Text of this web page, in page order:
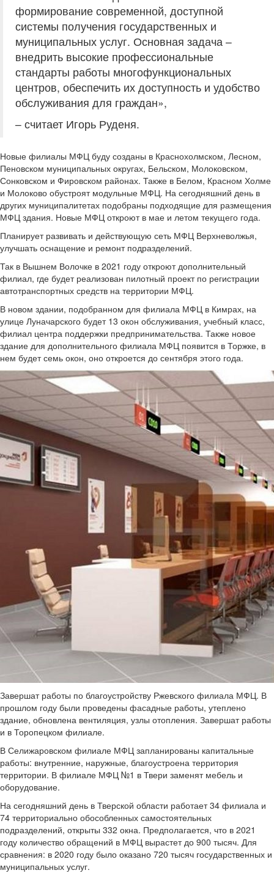
формирование современной, доступной
системы получения государственных и
муниципальных услуг. Основная задача –
внедрить высокие профессиональные
стандарты работы многофункциональных
центров, обеспечить их доступность и удобство
обслуживания для граждан»,
– считает Игорь Руденя.
Новые филиалы МФЦ буду созданы в Краснохолмском, Лесном,
Пеновском муниципальных округах, Бельском, Молоковском,
Сонковском и Фировском районах. Также в Белом, Красном Холме
и Молоково обустроят модульные МФЦ. На сегодняшний день в
других муниципалитетах подобраны подходящие для размещения
МФЦ здания. Новые МФЦ откроют в мае и летом текущего года.
Планирует развивать и действующую сеть МФЦ Верхневолжья,
улучшать оснащение и ремонт подразделений.
Так в Вышнем Волочке в 2021 году откроют дополнительный
филиал, где будет реализован пилотный проект по регистрации
автотранспортных средств на территории МФЦ.
В новом здании, подобранном для филиала МФЦ в Кимрах, на
улице Луначарского будет 13 окон обслуживания, учебный класс,
филиал центра поддержки предпринимательства. Также новое
здание для дополнительного филиала МФЦ появится в Торжке, в
нем будет семь окон, оно откроется до сентября этого года.
Завершат работы по благоустройству Ржевского филиала МФЦ. В
прошлом году были проведены фасадные работы, утеплено
здание, обновлена вентиляция, узлы отопления. Завершат работы
и в Торопецком филиале.
В Селижаровском филиале МФЦ запланированы капитальные
работы: внутренние, наружные, благоустроена территория
территории. В филиале МФЦ №1 в Твери заменят мебель и
оборудование.
На сегодняшний день в Тверской области работает 34 филиала и
74 территориально обособленных самостоятельных
подразделений, открыты 332 окна. Предполагается, что в 2021
году количество обращений в МФЦ вырастет до 900 тысяч. Для
сравнения: в 2020 году было оказано 720 тысяч государственных и
муниципальных услуг.